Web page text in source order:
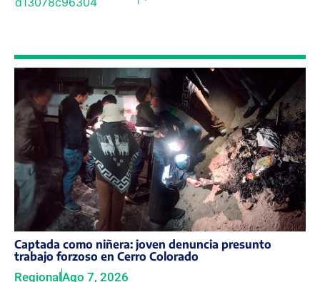
Captada como niñera: joven denuncia presunto
trabajo forzoso en Cerro Colorado
RegionalAgo 7, 2026